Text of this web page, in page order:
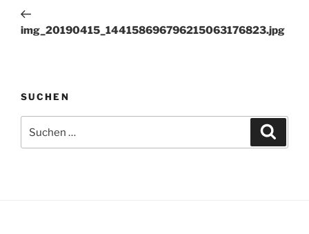
Beitrag
img_20190415_144158696796215063176823.jpg
SUCHEN
nach: